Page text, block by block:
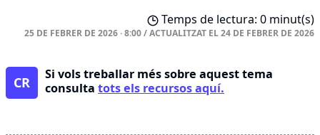
Temps de lectura: 0 minut(s)
25 DE FEBRER DE 2026 · 8:00/ACTUALITZAT EL24 DE FEBRER DE 2026
CR
Si vols treballar més sobre aquest tema
consulta tots els recursos aquí.